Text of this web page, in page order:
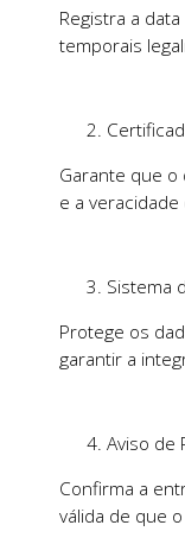
Registra a
temporais
Garante que
e a
Sistema
Protege os
garantir a
Aviso de
Confirma a
válida de que